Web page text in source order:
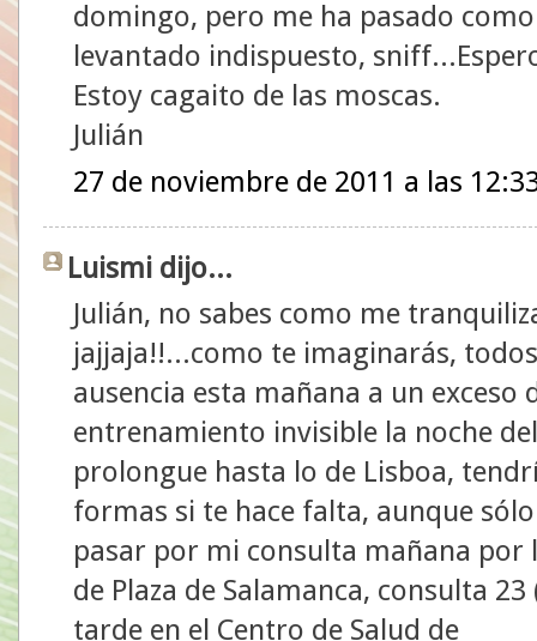
domingo, pero me ha pasado
levantado indispuesto,
Estoy cagaito de las moscas.
Julián
27 de noviembre de 2011 a las
Luismi dijo...
Julián, no sabes como me
jajjaja!!...como te imaginarás,
ausencia esta mañana a un
entrenamiento invisible la noche
prolongue hasta lo de Lisboa,
formas si te hace falta, aunque
pasar por mi consulta mañana por
de Plaza de Salamanca, consulta
tarde en el Centro de Salud de